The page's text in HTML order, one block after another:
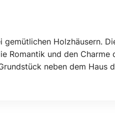
Holzhäusern.
Romantik und den
neben dem Haus